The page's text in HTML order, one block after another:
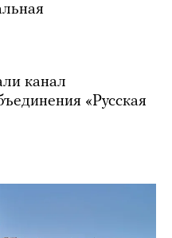
канал
«Русская